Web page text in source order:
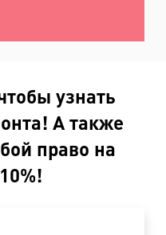
узнать
А также
право на